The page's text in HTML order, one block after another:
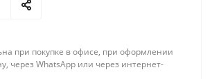
при покупке в офисе, при оформлении
через WhatsApp или через интернет-